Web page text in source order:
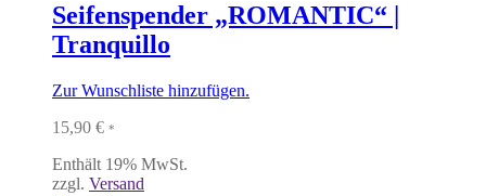
Seifenspender „ROMANTIC“ |
Tranquillo
Zur Wunschliste hinzufügen.
15,90 € *
Enthält 19% MwSt.
zzgl. Versand